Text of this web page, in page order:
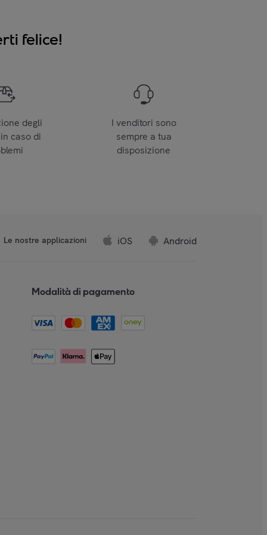
felice!
degli
caso di
I venditori sono
sempre a tua
disposizione
Le nostre applicazioni iOS Android
Modalità di pagamento